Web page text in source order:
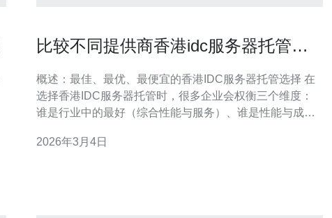
比较不同提供商香港idc服务器托管的
概述：最佳、最优、最便宜的香港IDC服务器托管选择 在
选择香港IDC服务器托管时，很多企业会权衡三个维度：
谁是行业中的最好（综合性能与服务）、谁是性能与成本
“最好”供应商会提供稳定的带宽、冗余电源与网络、24/7的
2026年3月4日